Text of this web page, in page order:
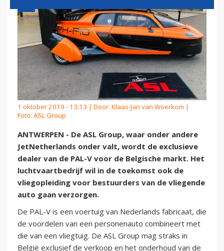
1 oktober 2019 - 13:13 | Door: Klaas-Jan van Woerkom |
Foto: ASL Group
ANTWERPEN - De ASL Group, waar onder andere
JetNetherlands onder valt, wordt de exclusieve
dealer van de PAL-V voor de Belgische markt. Het
luchtvaartbedrijf wil in de toekomst ook de
vliegopleiding voor bestuurders van de vliegende
auto gaan verzorgen.
De PAL-V is een voertuig van Nederlands fabricaat, die
de voordelen van een personenauto combineert met
die van een vliegtuig. De ASL Group mag straks in
België exclusief de verkoop en het onderhoud van de